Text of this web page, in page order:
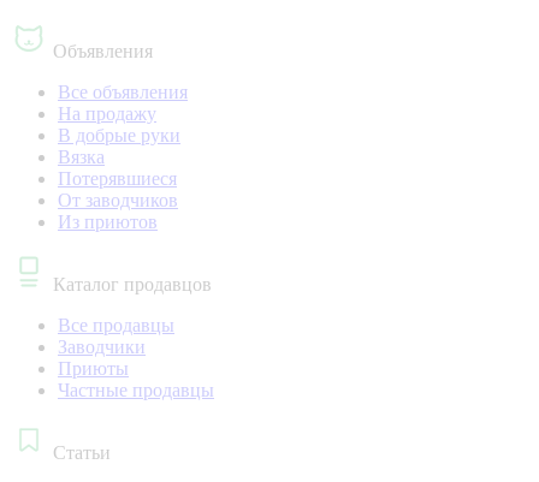
Объявления
Все объявления
На продажу
В добрые руки
Вязка
Потерявшиеся
От заводчиков
Из приютов
Каталог продавцов
Все продавцы
Заводчики
Приюты
Частные продавцы
Статьи